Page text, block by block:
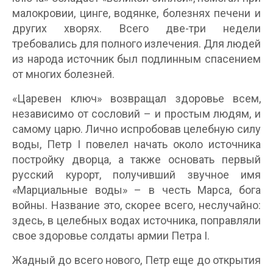
малокровии, цинге, водянке, болезнях печени и
других хворях. Всего две-три недели
требовались для полного излечения. Для людей
из народа источник был подлинным спасением
от многих болезней.
«Царевен ключ» возвращал здоровье всем,
независимо от сословий – и простым людям, и
самому царю. Лично испробовав целебную силу
воды, Петр I повелел начать около источника
постройку дворца, а также основать первый
русский курорт, получивший звучное имя
«Марциальные воды» – в честь Марса, бога
войны. Название это, скорее всего, неслучайно:
здесь, в целебных водах источника, поправляли
свое здоровье солдаты армии Петра I.
Жадный до всего нового, Петр еще до открытия